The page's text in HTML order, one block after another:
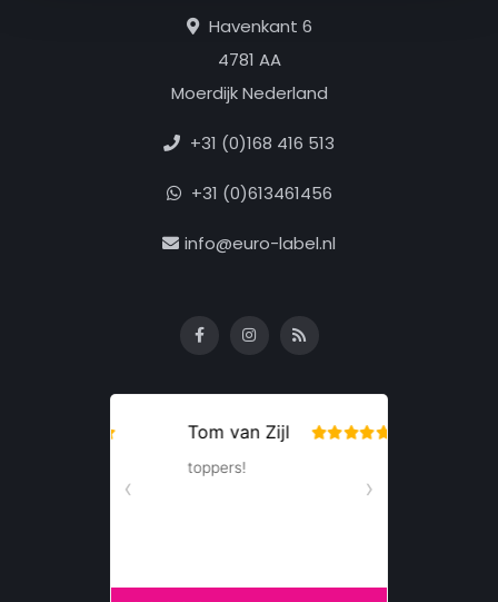
Havenkant 6
4781 AA
Moerdijk Nederland
+31 (0)168 416 513
+31 (0)613461456
info@euro-label.nl